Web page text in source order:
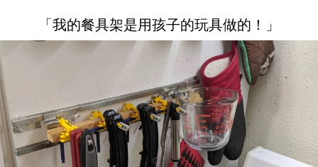
「我的餐具架是用孩子的玩具做的！」